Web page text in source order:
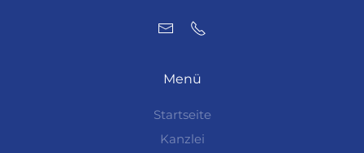
Menü
Startseite
Kanzlei